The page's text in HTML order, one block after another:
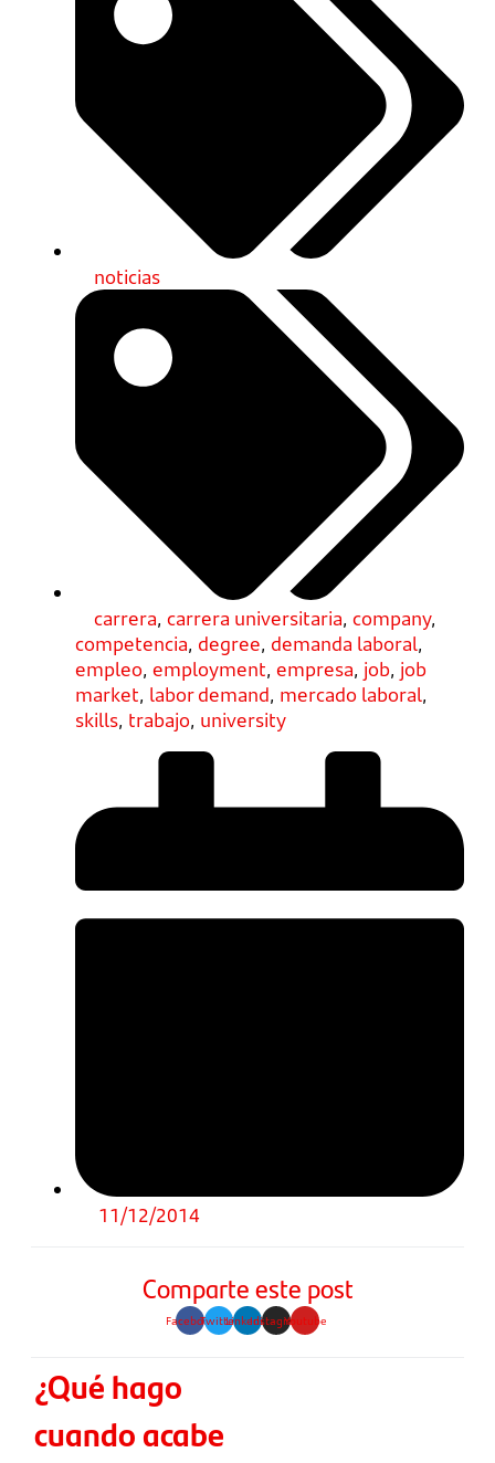
noticias
carrera, carrera universitaria, company,
competencia, degree, demanda laboral,
empleo, employment, empresa, job, job
market, labor demand, mercado laboral,
skills, trabajo, university
11/12/2014
Comparte este post
FacebookTwitterLinkedinInstagramYoutube
¿Qué hago
cuando acabe